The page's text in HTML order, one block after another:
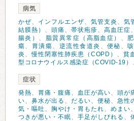
病気
かぜ、 インフルエンザ、 気管支炎 、 気
結膜熱） 、 頭痛 、 帯状疱疹、 高血圧症、
腸炎） 、 脂質異常症（高脂血症） 、
瘍、 胃潰瘍、 逆流性食道炎 、 便秘 、
炎 、慢性閉塞性肺疾患（COPD） 、貧
型コロナウイルス感染症（COVID-19）
症状
発熱、 胃痛・腹痛 、 血圧が高い、 頭が
い、 鼻水が出る 、 だるい、 便秘、 急性
気・嘔吐、 胸やけ・胃もたれ、 めまい、
つきが悪い・不眠、 手足がしびれる 、